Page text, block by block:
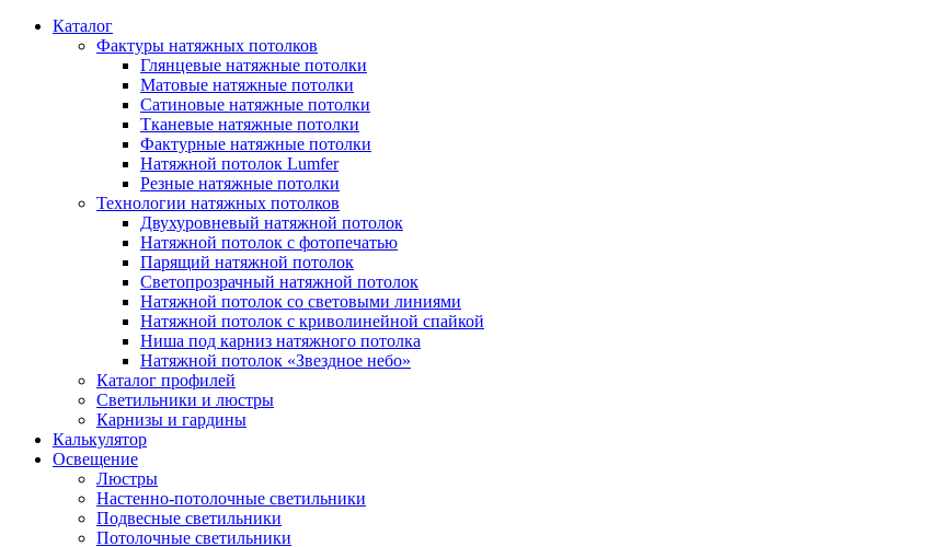
Каталог
Фактуры натяжных потолков
Глянцевые натяжные потолки
Матовые натяжные потолки
Сатиновые натяжные потолки
Тканевые натяжные потолки
Фактурные натяжные потолки
Натяжной потолок Lumfer
Резные натяжные потолки
Технологии натяжных потолков
Двухуровневый натяжной потолок
Натяжной потолок с фотопечатью
Парящий натяжной потолок
Светопрозрачный натяжной потолок
Натяжной потолок со световыми линиями
Натяжной потолок с криволинейной спайкой
Ниша под карниз натяжного потолка
Натяжной потолок «Звездное небо»
Каталог профилей
Светильники и люстры
Карнизы и гардины
Калькулятор
Освещение
Люстры
Настенно-потолочные светильники
Подвесные светильники
Потолочные светильники